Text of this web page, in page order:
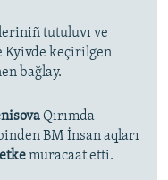
tutuluvı ve
Kyivde keçirilgen
bağlay.
Qırımda
BM İnsan aqları
muracaat etti.